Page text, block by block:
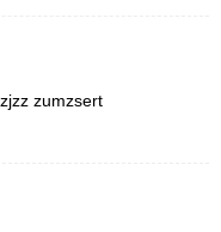
zumzsert